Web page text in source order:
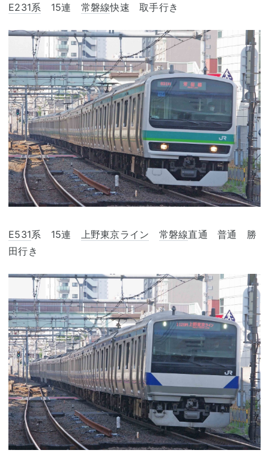
E231系 15連 常磐線快速 取手行き
E531系 15連 上野東京ライン 常磐線直通 普通 勝
田行き